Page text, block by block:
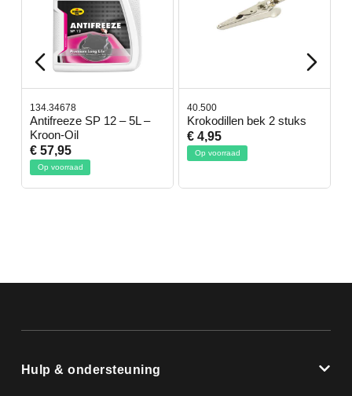
134.34678
Antifreeze SP 12 – 5L –
Kroon-Oil
€ 57,95
Op voorraad
40.500
Krokodillen bek 2 stuks
€ 4,95
Op voorraad
Hulp & ondersteuning